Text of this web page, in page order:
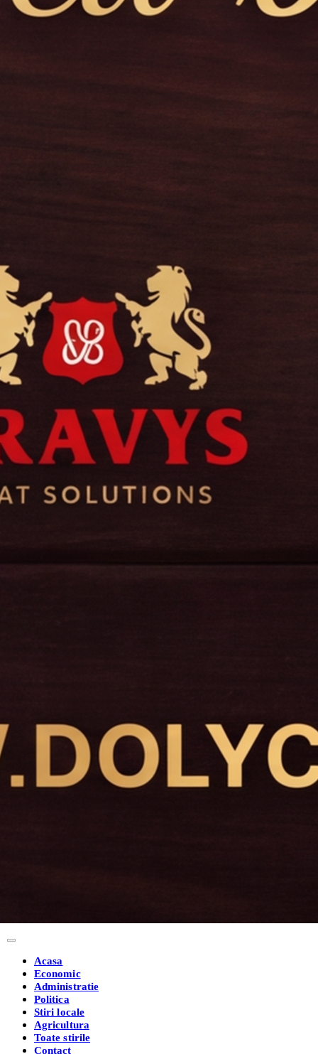
Acasa
Economic
Administratie
Politica
Stiri locale
Agricultura
Toate stirile
Contact